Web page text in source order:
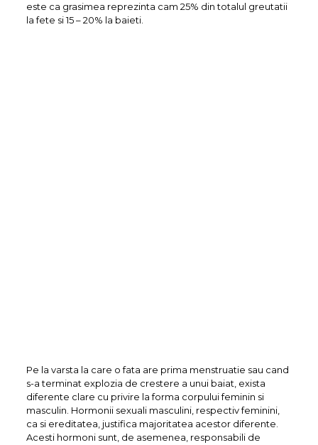
este ca grasimea reprezinta cam 25% din totalul greutatii
la fete si 15 – 20% la baieti.
Pe la varsta la care o fata are prima menstruatie sau cand
s-a terminat explozia de crestere a unui baiat, exista
diferente clare cu privire la forma corpului feminin si
masculin. Hormonii sexuali masculini, respectiv feminini,
ca si ereditatea, justifica majoritatea acestor diferente.
Acesti hormoni sunt, de asemenea, responsabili de